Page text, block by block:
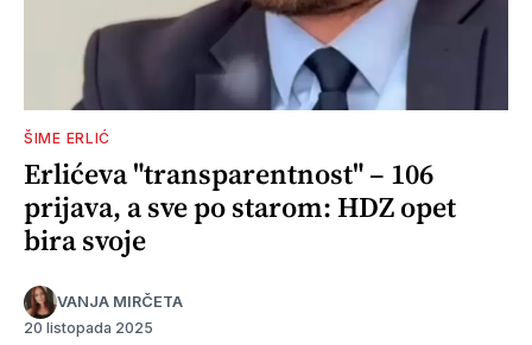
ŠIME ERLIĆ
Erlićeva "transparentnost" – 106
prijava, a sve po starom: HDZ opet
bira svoje
VANJA MIRČETA
20 listopada 2025